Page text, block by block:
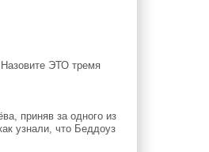
ЭТО тремя
приняв за одного из
узнали, что Беддоуз